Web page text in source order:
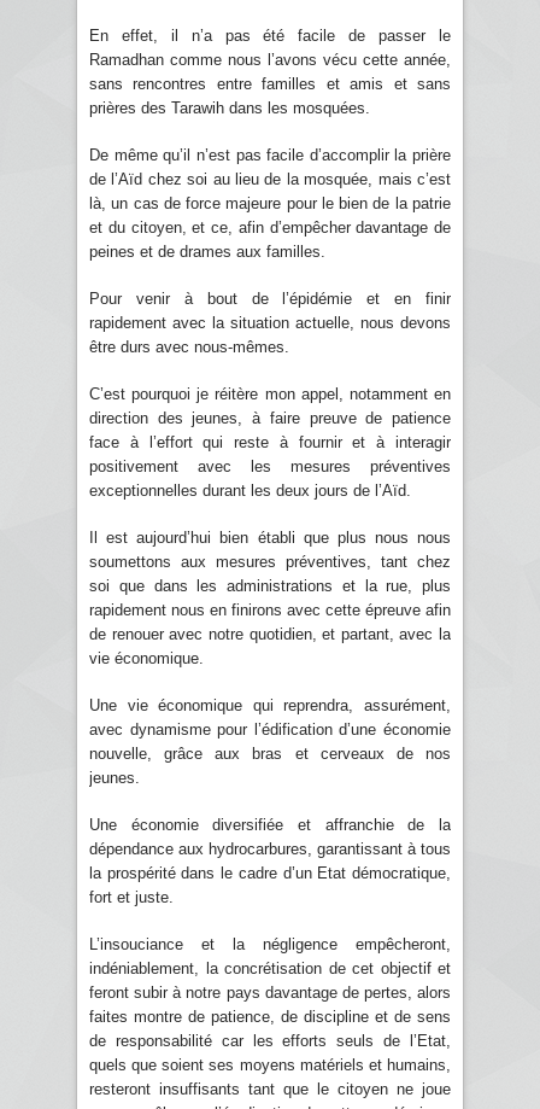
En effet, il n’a pas été facile de passer le
Ramadhan comme nous l’avons vécu cette année,
sans rencontres entre familles et amis et sans
prières des Tarawih dans les mosquées.
De même qu’il n’est pas facile d’accomplir la prière
de l’Aïd chez soi au lieu de la mosquée, mais c’est
là, un cas de force majeure pour le bien de la patrie
et du citoyen, et ce, afin d’empêcher davantage de
peines et de drames aux familles.
Pour venir à bout de l’épidémie et en finir
rapidement avec la situation actuelle, nous devons
être durs avec nous-mêmes.
C’est pourquoi je réitère mon appel, notamment en
direction des jeunes, à faire preuve de patience
face à l’effort qui reste à fournir et à interagir
positivement avec les mesures préventives
exceptionnelles durant les deux jours de l’Aïd.
Il est aujourd’hui bien établi que plus nous nous
soumettons aux mesures préventives, tant chez
soi que dans les administrations et la rue, plus
rapidement nous en finirons avec cette épreuve afin
de renouer avec notre quotidien, et partant, avec la
vie économique.
Une vie économique qui reprendra, assurément,
avec dynamisme pour l’édification d’une économie
nouvelle, grâce aux bras et cerveaux de nos
jeunes.
Une économie diversifiée et affranchie de la
dépendance aux hydrocarbures, garantissant à tous
la prospérité dans le cadre d’un Etat démocratique,
fort et juste.
L’insouciance et la négligence empêcheront,
indéniablement, la concrétisation de cet objectif et
feront subir à notre pays davantage de pertes, alors
faites montre de patience, de discipline et de sens
de responsabilité car les efforts seuls de l’Etat,
quels que soient ses moyens matériels et humains,
resteront insuffisants tant que le citoyen ne joue